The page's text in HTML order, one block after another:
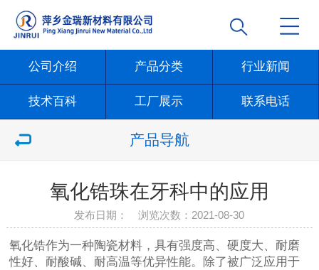
公司介绍 产品分类 行业新闻
技术百科 工厂展示 联系电话
产品导航
氧化锆珠在牙科中的应用
发布日期： 浏览次数： 2021-08-30
氧化锆作为一种陶瓷材料，具有强度高、硬度大、耐磨
性好、耐酸碱、耐高温等优异性能。除了被广泛应用于